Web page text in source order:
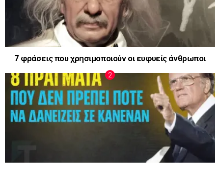
7 φράσεις που χρησιμοποιούν οι ευφυείς άνθρωποι